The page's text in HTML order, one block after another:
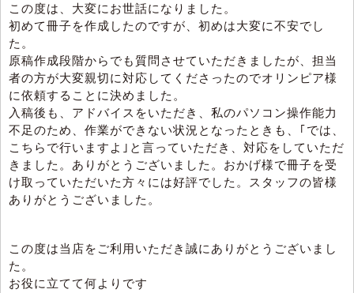
この度は、大変にお世話になりました。
初めて冊子を作成したのですが、初めは大変に不安でし
た。
原稿作成段階からでも質問させていただきましたが、担当
者の方が大変親切に対応してくださったのでオリンピア様
に依頼することに決めました。
入稿後も、アドバイスをいただき、私のパソコン操作能力
不足のため、作業ができない状況となったときも、｢では、
こちらで行いますよ｣と言っていただき、対応をしていただ
きました。ありがとうございました。おかげ様で冊子を受
け取っていただいた方々には好評でした。スタッフの皆様
ありがとうございました。
この度は当店をご利用いただき誠にありがとうございまし
た。
お役に立てて何よりです